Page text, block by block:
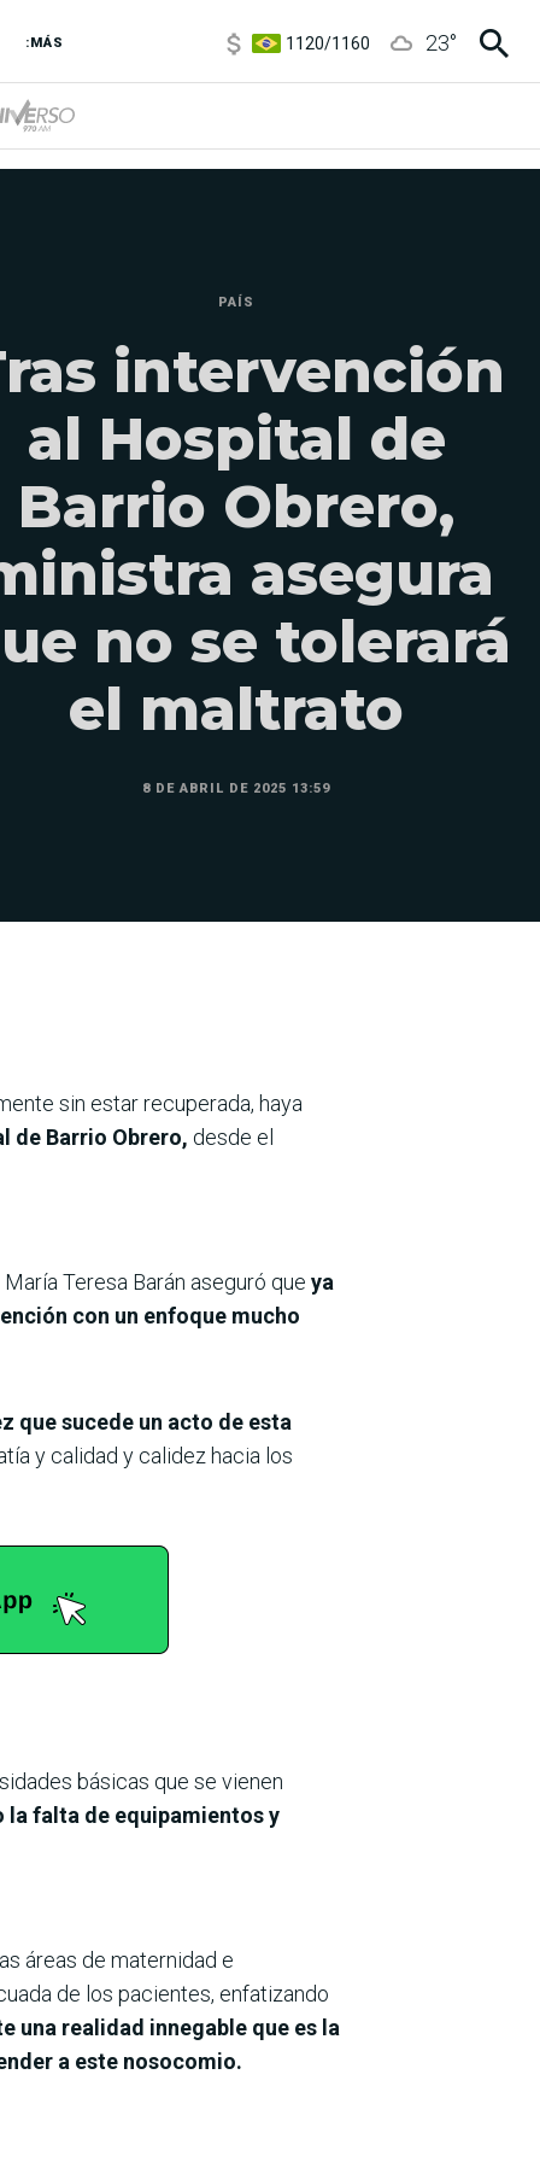
:MÁS
3,6/3,9
23°
PAÍS
intervención
al Hospital de
Barrio Obrero,
asegura
no se tolerará
el maltrato
8 DE ABRIL DE 2025 13:59
sin estar recuperada, haya
de Barrio Obrero, desde el
Teresa Barán aseguró que ya
con un enfoque mucho
que sucede un acto de esta
y calidad y calidez hacia los
básicas que se vienen
falta de equipamientos y
áreas de maternidad e
de los pacientes, enfatizando
una realidad innegable que es la
a este nosocomio.